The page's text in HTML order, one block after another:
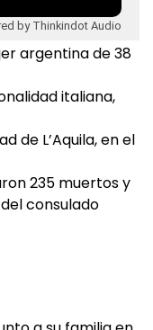
by Thinkindot Audio
argentina de 38
italiana,
de L’Aquila, en el
235 muertos y
consulado